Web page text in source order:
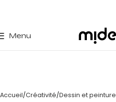
Menu
Accueil Créativité Dessin et peinture